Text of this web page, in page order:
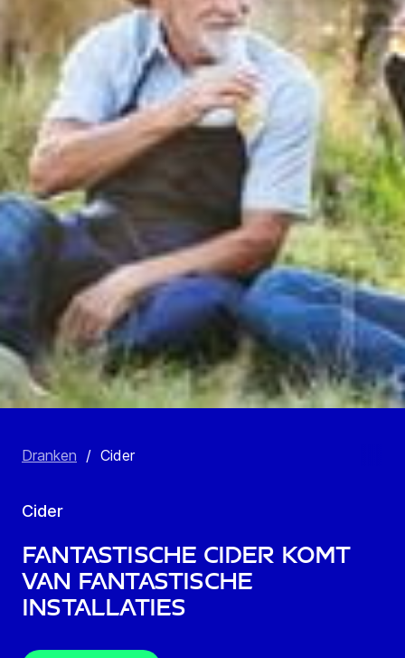
Dranken / Cider
Cider
Fantastische cider komt
van fantastische
installaties